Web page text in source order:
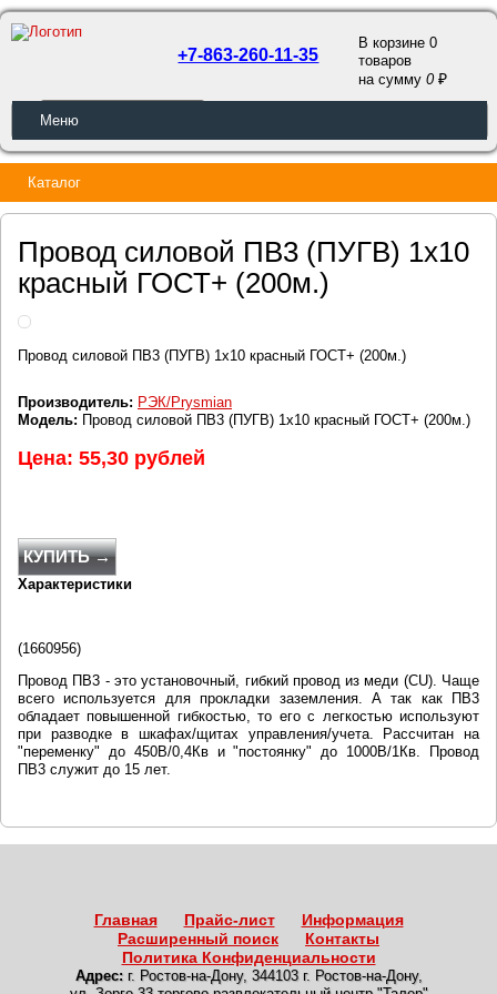
ОБРАТНЫЙ ЗВОНОК
+7-863-260-11-35
В корзине 0
товаров
на сумму0
Меню
Каталог
Провод силовой ПВ3 (ПУГВ) 1х10
красный ГОСТ+ (200м.)
Провод силовой ПВ3 (ПУГВ) 1х10 красный ГОСТ+ (200м.)
Производитель: РЭК/Prysmian
Модель: Провод силовой ПВ3 (ПУГВ) 1х10 красный ГОСТ+ (200м.)
Цена: 55,30 рублей
КУПИТЬ →
Характеристики
(1660956)
Провод ПВ3 - это установочный, гибкий провод из меди (CU). Чаще
всего используется для прокладки заземления. А так как ПВ3
обладает повышенной гибкостью, то его с легкостью используют
при разводке в шкафах/щитах управления/учета. Рассчитан на
"переменку" до 450В/0,4Кв и "постоянку" до 1000В/1Кв. Провод
ПВ3 служит до 15 лет.
Главная Прайс-лист
Информация
Расширенный поиск
Контакты
Политика Конфиденциальности
Адрес: г. Ростов-на-Дону, 344103 г. Ростов-на-Дону,